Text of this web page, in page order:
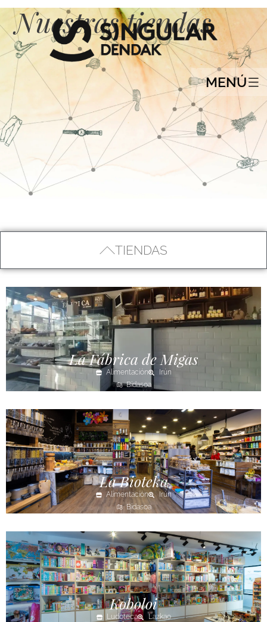
MENÚ
Nuestras tiendas
TIENDAS
La Fábrica de Migas
Alimentación
Irún
Bidasoa
La Bioteka
Alimentación
Irún
Bidasoa
Koboloi
Ludoteca
Lazkao